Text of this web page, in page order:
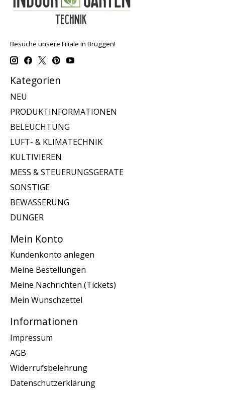
Besuche unsere Filiale in Brüggen!
Kategorien
NEU
PRODUKTINFORMATIONEN
BELEUCHTUNG
LUFT- & KLIMATECHNIK
KULTIVIEREN
MESS & STEUERUNGSGERATE
SONSTIGE
BEWASSERUNG
DUNGER
Mein Konto
Kundenkonto anlegen
Meine Bestellungen
Meine Nachrichten (Tickets)
Mein Wunschzettel
Informationen
Impressum
AGB
Widerrufsbelehrung
Datenschutzerklärung